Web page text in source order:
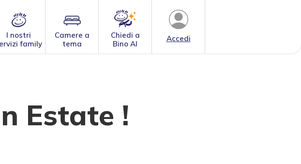
Accedi
I nostri
family
Camere a
tema
Chiedi a
Bino AI
Estate !